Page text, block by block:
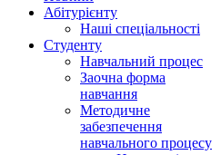
Абітурієнту
Наші спеціальності
Студенту
Навчальний процес
Заочна форма
навчання
Методичне
забезпечення
навчального процесу